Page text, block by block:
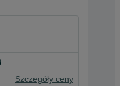
Szczegóły ceny